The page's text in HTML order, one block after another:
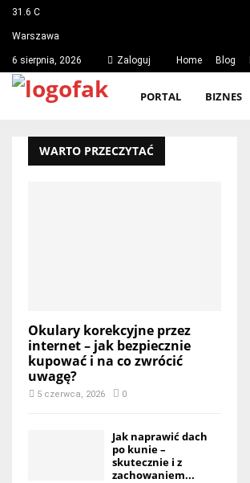
31.6 C
Warszawa
6 sierpnia, 2026 Zaloguj Home Blog
PORTAL BIZNES
WARTO PRZECZYTAĆ
Okulary korekcyjne przez
internet – jak bezpiecznie
kupować i na co zwrócić
uwagę?
5 czerwca, 2026 0
Jak naprawić dach
po kunie –
skutecznie i z
zachowaniem...